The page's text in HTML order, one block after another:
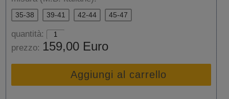
35-38 39-41 42-44 45-47
quantità:
prezzo: 159,00 Euro
Aggiungi al carrello